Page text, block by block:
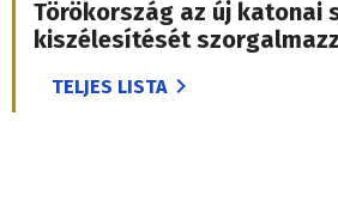
Törökország az új katonai
kiszélesítését
TELJES LISTA